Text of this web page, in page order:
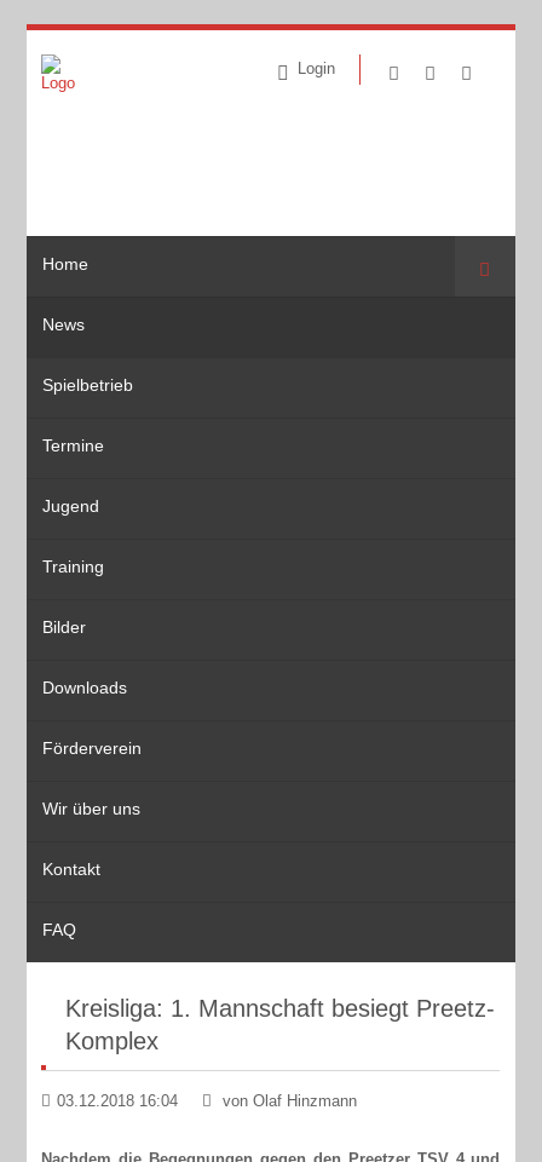
Login
Home
News
Spielbetrieb
Termine
Jugend
Training
Bilder
Downloads
Förderverein
Wir über uns
Kontakt
FAQ
Suche
Kreisliga: 1. Mannschaft besiegt Preetz-
Komplex
03.12.2018 16:04 von Olaf Hinzmann